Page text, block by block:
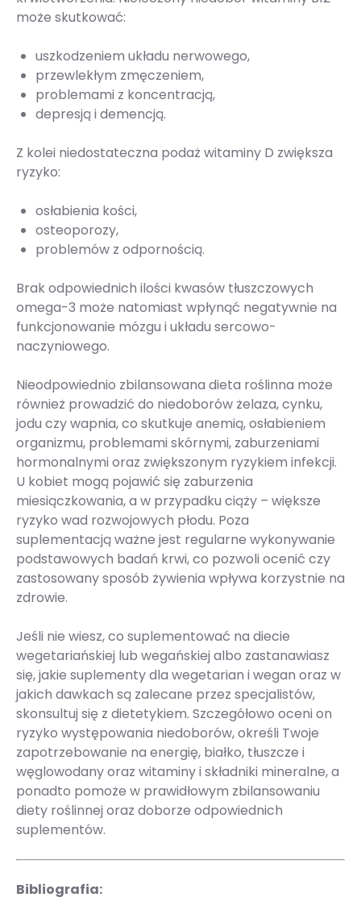
może skutkować:
uszkodzeniem układu nerwowego,
przewlekłym zmęczeniem,
problemami z koncentracją,
depresją i demencją.
Z kolei niedostateczna podaż witaminy D zwiększa
ryzyko:
osłabienia kości,
osteoporozy,
problemów z odpornością.
Brak odpowiednich ilości kwasów tłuszczowych
omega-3 może natomiast wpłynąć negatywnie na
funkcjonowanie mózgu i układu sercowo-
naczyniowego.
Nieodpowiednio zbilansowana dieta roślinna może
również prowadzić do niedoborów żelaza, cynku,
jodu czy wapnia, co skutkuje anemią, osłabieniem
organizmu, problemami skórnymi, zaburzeniami
hormonalnymi oraz zwiększonym ryzykiem infekcji.
U kobiet mogą pojawić się zaburzenia
miesiączkowania, a w przypadku ciąży – większe
ryzyko wad rozwojowych płodu. Poza
suplementacją ważne jest regularne wykonywanie
podstawowych badań krwi, co pozwoli ocenić czy
zastosowany sposób żywienia wpływa korzystnie na
zdrowie.
Jeśli nie wiesz, co suplementować na diecie
wegetariańskiej lub wegańskiej albo zastanawiasz
się, jakie suplementy dla wegetarian i wegan oraz w
jakich dawkach są zalecane przez specjalistów,
skonsultuj się z dietetykiem. Szczegółowo oceni on
ryzyko występowania niedoborów, określi Twoje
zapotrzebowanie na energię, białko, tłuszcze i
węglowodany oraz witaminy i składniki mineralne, a
ponadto pomoże w prawidłowym zbilansowaniu
diety roślinnej oraz doborze odpowiednich
suplementów.
Bibliografia: